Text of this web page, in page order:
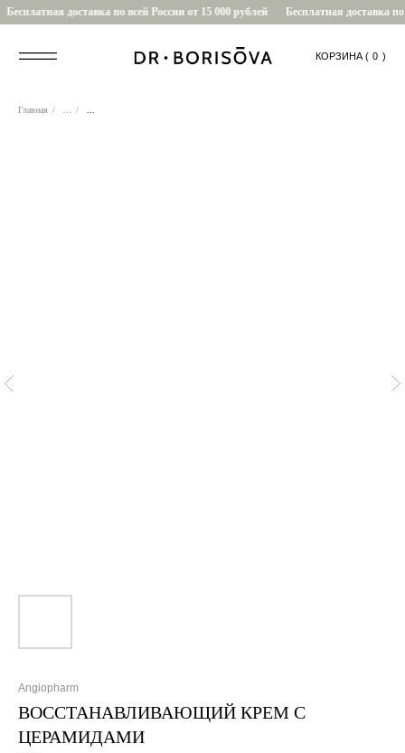
Бесплатная доставка по всей России от 15 000 рублей Бесплатная доставка по
Главная / /
ВОССТАНАВЛИВАЮЩИЙ КРЕМ С
ЦЕРАМИДАМИ
Angiopharm